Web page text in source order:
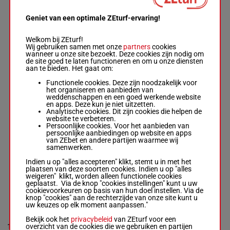
9p 10p 7p 4p 4p
ORIENTAL
BOUQUET
C Maujean-G J
Maroun
M/6 - 52
4p 5p 12p (24)
7p 11p 5p
4p 5p
12p (24)
7p 11p
5p
SMELTING
J R Syster-B H
M/7 -52
4p 2p (24) 8p
8p 5p 2p
M/752 kg
4p 2p
8p 5p 2p
10
TWICE AS WILD
N Klink- G J
Maroun
M/752 kg
5p 3p 7p
4p (24)
1
Geniet van een optimale ZEturf-ervaring!
Welkom bij ZEturf!
Wij gebruiken samen met onze partnerscookies
wanneer u onze site bezoekt. Deze cookies zijn nodig om
de site goed te laten functioneren en om u onze diensten
aan te bieden. Het gaat om:
Functionele cookies. Deze zijn noodzakelijk voor
het organiseren en aanbieden van
weddenschappen en een goed werkende website
en apps. Deze kun je niet uitzetten.
Analytische cookies. Dit zijn cookies die helpen de
website te verbeteren.
Persoonlijke cookies. Voor het aanbieden van
persoonlijke aanbiedingen op website en apps
van ZEbet en andere partijen waarmee wij
samenwerken.
Indien u op "alles accepteren" klikt, stemt u in met het
plaatsen van deze soorten cookies. Indien u op "alles
weigeren" klikt, worden alleen functionele cookies
geplaatst. Via de knop "cookies instellingen" kunt u uw
cookievoorkeuren op basis van hun doel instellen. Via de
knop "cookies" aan de rechterzijde van onze site kunt u
uw keuzes op elk moment aanpassen."
Bekijk ook het privacybeleid van ZEturf voor een
overzicht van de cookies die we gebruiken en partijen